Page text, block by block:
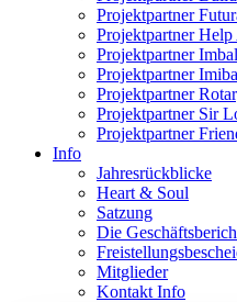
Projektpartner
Projektpartner
Projektpartner
Projektpartner
Projektpartner
Projektpartner Sir
Projektpartner
Info
Jahresrückblicke
Heart & Soul
Satzung
Die
Mitglieder
Kontakt Info